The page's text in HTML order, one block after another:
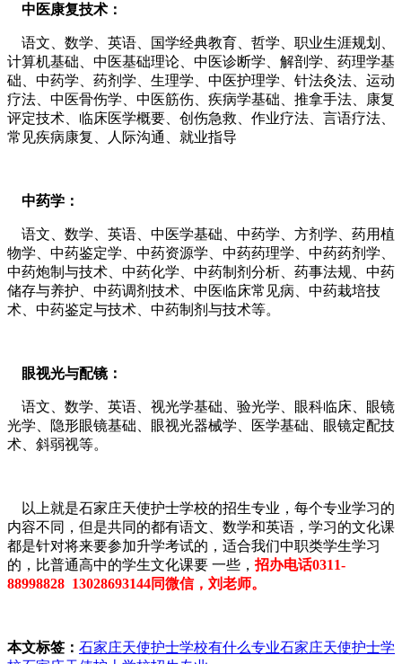
中医康复技术：
语文、数学、英语、国学经典教育、哲学、职业生涯规划、
计算机基础、中医基础理论、中医诊断学、解剖学、药理学基
础、中药学、药剂学、生理学、中医护理学、针法灸法、运动
疗法、中医骨伤学、中医筋伤、疾病学基础、推拿手法、康复
评定技术、临床医学概要、创伤急救、作业疗法、言语疗法、
常见疾病康复、人际沟通、就业指导
中药学：
语文、数学、英语、中医学基础、中药学、方剂学、药用植
物学、中药鉴定学、中药资源学、中药药理学、中药药剂学、
中药炮制与技术、中药化学、中药制剂分析、药事法规、中药
储存与养护、中药调剂技术、中医临床常见病、中药栽培技
术、中药鉴定与技术、中药制剂与技术等。
眼视光与配镜：
语文、数学、英语、视光学基础、验光学、眼科临床、眼镜
光学、隐形眼镜基础、眼视光器械学、医学基础、眼镜定配技
术、斜弱视等。
以上就是石家庄天使护士学校的招生专业，每个专业学习的
内容不同，但是共同的都有语文、数学和英语，学习的文化课
都是针对将来要参加升学考试的，适合我们中职类学生学习
的，比普通高中的学生文化课要 一些， 招办电话0311-
88998828 13028693144同微信，刘老师。
本文标签： 石家庄天使护士学校有什么专业石家庄天使护士学